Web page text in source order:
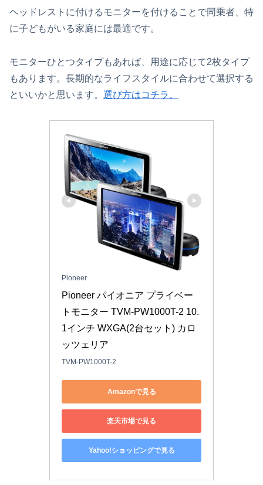
ヘッドレストに付けるモニターを付けることで同乗者、特
に子どもがいる家庭には最適です。
モニターひとつタイプもあれば、用途に応じて2枚タイプ
もあります。長期的なライフスタイルに合わせて選択する
といいかと思います。 選び方はコチラ。
Pioneer
Pioneer パイオニア プライベー
トモニター TVM-PW1000T-2 10.
1インチ WXGA(2台セット) カロ
ッツェリア
TVM-PW1000T-2
Amazonで見る
楽天市場で見る
Yahoo!ショッピングで見る